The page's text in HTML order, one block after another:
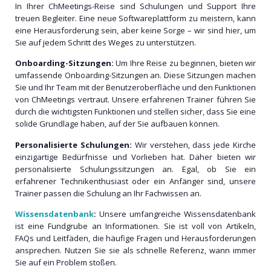
In Ihrer ChMeetings-Reise sind Schulungen und Support Ihre
treuen Begleiter. Eine neue Softwareplattform zu meistern, kann
eine Herausforderung sein, aber keine Sorge – wir sind hier, um
Sie auf jedem Schritt des Weges zu unterstützen.
Onboarding-Sitzungen:Um Ihre Reise zu beginnen, bieten wir
umfassende Onboarding-Sitzungen an. Diese Sitzungen machen
Sie und Ihr Team mit der Benutzeroberfläche und den Funktionen
von ChMeetings vertraut. Unsere erfahrenen Trainer führen Sie
durch die wichtigsten Funktionen und stellen sicher, dass Sie eine
solide Grundlage haben, auf der Sie aufbauen können.
Personalisierte Schulungen: Wir verstehen, dass jede Kirche
einzigartige Bedürfnisse und Vorlieben hat. Daher bieten wir
personalisierte Schulungssitzungen an. Egal, ob Sie ein
erfahrener Technikenthusiast oder ein Anfänger sind, unsere
Trainer passen die Schulung an Ihr Fachwissen an.
Wissensdatenbank: Unsere umfangreiche Wissensdatenbank
ist eine Fundgrube an Informationen. Sie ist voll von Artikeln,
FAQs und Leitfäden, die häufige Fragen und Herausforderungen
ansprechen. Nutzen Sie sie als schnelle Referenz, wann immer
Sie auf ein Problem stoßen.